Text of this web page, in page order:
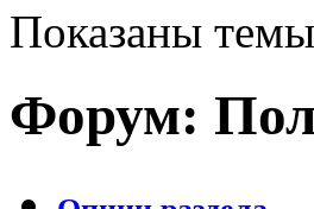
Показаны
Форум: